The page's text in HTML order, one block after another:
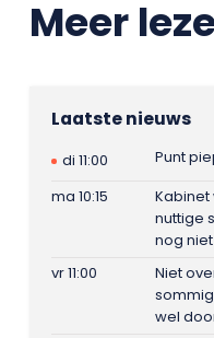
Meer
Laatste nieuws
di 11:00
Punt
ma 10:15
Kabinet
nuttige
nog
vr 11:00
Niet
wel